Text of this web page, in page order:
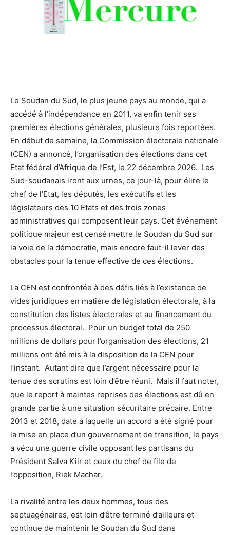
Le Soudan du Sud, le plus jeune pays au monde, qui a
accédé à l’indépendance en 2011, va enfin tenir ses
premières élections générales, plusieurs fois reportées.
En début de semaine, la Commission électorale nationale
(CEN) a annoncé, l’organisation des élections dans cet
Etat fédéral d’Afrique de l’Est, le 22 décembre 2026. Les
Sud-soudanais iront aux urnes, ce jour-là, pour élire le
chef de l’Etat, les députés, les exécutifs et les
législateurs des 10 Etats et des trois zones
administratives qui composent leur pays. Cet événement
politique majeur est censé mettre le Soudan du Sud sur
la voie de la démocratie, mais encore faut-il lever des
obstacles pour la tenue effective de ces élections.
La CEN est confrontée à des défis liés à l’existence de
vides juridiques en matière de législation électorale, à la
constitution des listes électorales et au financement du
processus électoral. Pour un budget total de 250
millions de dollars pour l’organisation des élections, 21
millions ont été mis à la disposition de la CEN pour
l’instant. Autant dire que l’argent nécessaire pour la
tenue des scrutins est loin d’être réuni. Mais il faut noter,
que le report à maintes reprises des élections est dû en
grande partie à une situation sécuritaire précaire. Entre
2013 et 2018, date à laquelle un accord a été signé pour
la mise en place d’un gouvernement de transition, le pays
a vécu une guerre civile opposant les partisans du
Président Salva Kiir et ceux du chef de file de
l’opposition, Riek Machar.
La rivalité entre les deux hommes, tous des
septuagénaires, est loin d’être terminé d’ailleurs et
continue de maintenir le Soudan du Sud dans